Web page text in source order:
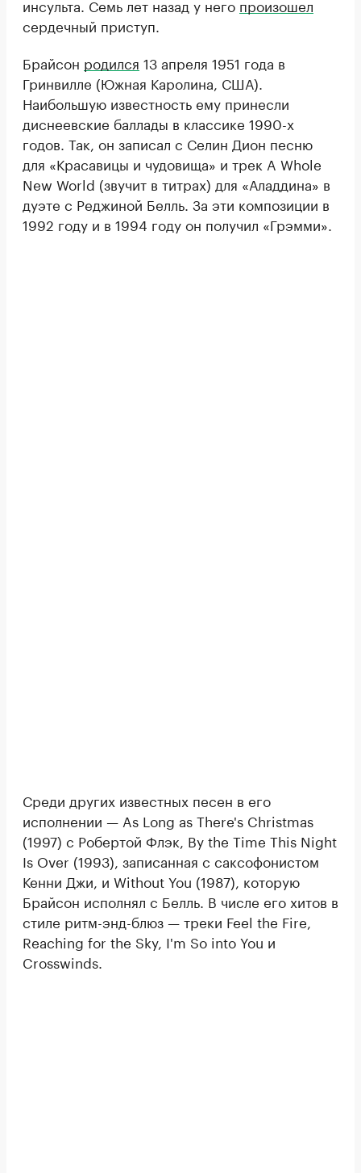
инсульта. Семь лет назад у него произошел
сердечный приступ.
Брайсон родился 13 апреля 1951 года в
Гринвилле (Южная Каролина, США).
Наибольшую известность ему принесли
диснеевские баллады в классике 1990-х
годов. Так, он записал с Селин Дион песню
для «Красавицы и чудовища» и трек A Whole
New World (звучит в титрах) для «Аладдина» в
дуэте с Реджиной Белль. За эти композиции в
1992 году и в 1994 году он получил «Грэмми».
Среди других известных песен в его
исполнении — As Long as There's Christmas
(1997) с Робертой Флэк, By the Time This Night
Is Over (1993), записанная с саксофонистом
Кенни Джи, и Without You (1987), которую
Брайсон исполнял с Белль. В числе его хитов в
стиле ритм-энд-блюз — треки Feel the Fire,
Reaching for the Sky, I'm So into You и
Crosswinds.